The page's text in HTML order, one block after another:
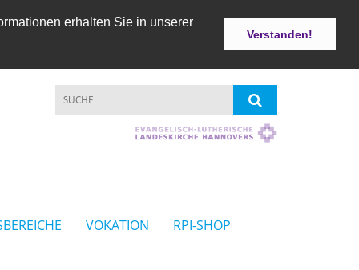
erhalten Sie in unserer
Verstanden!
VOKATION RPI-SHOP